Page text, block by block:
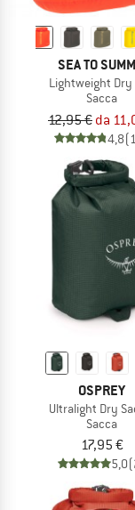
SEA TO
Lightweight Dry
Sacca
12,95 € da
4,8
OSPREY
Ultralight Dry
Sacca
17,95 €
5,0